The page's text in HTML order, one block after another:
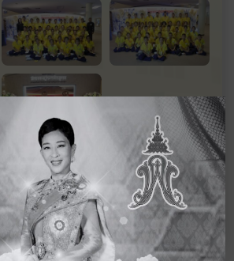
ดูภาพกิจกรรม
อื่นๆ ในปี 2560
กิจกรรม
ถัดไป ›